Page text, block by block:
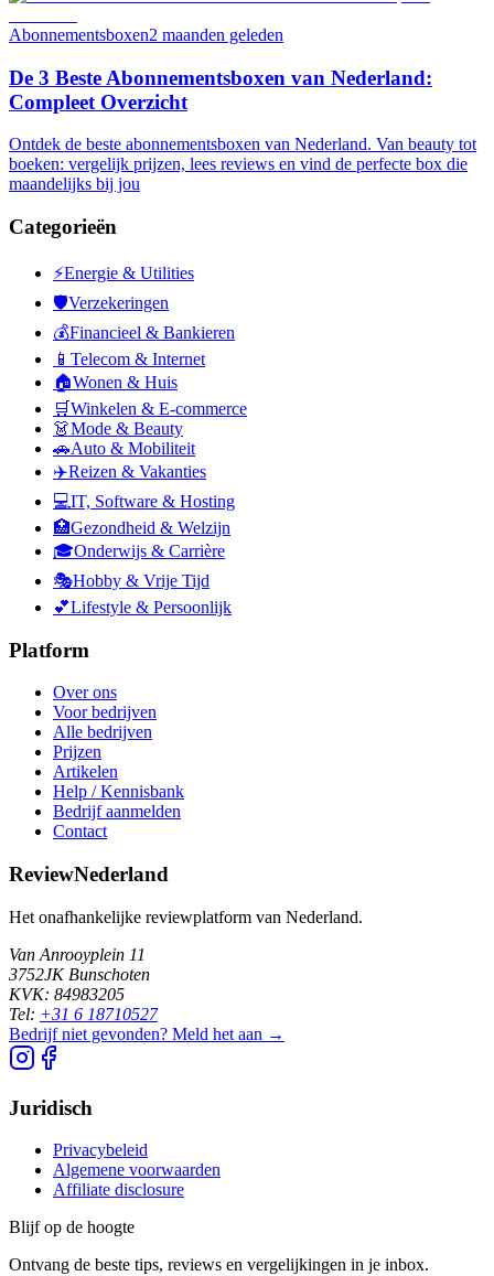
Abonnementsboxen2 maanden geleden
De 3 Beste Abonnementsboxen van Nederland:
Compleet Overzicht
Ontdek de beste abonnementsboxen van Nederland. Van beauty tot
boeken: vergelijk prijzen, lees reviews en vind de perfecte box die
maandelijks bij jou
Categorieën
⚡Energie & Utilities
🛡️Verzekeringen
💰Financieel & Bankieren
📱 Telecom & Internet
🏠Wonen & Huis
🛒Winkelen & E-commerce
👗Mode & Beauty
🚗Auto & Mobiliteit
✈️Reizen & Vakanties
💻IT, Software & Hosting
🏥Gezondheid & Welzijn
🎓Onderwijs & Carrière
🎭Hobby & Vrije Tijd
💕Lifestyle & Persoonlijk
Platform
Over ons
Voor bedrijven
Alle bedrijven
Prijzen
Artikelen
Help / Kennisbank
Bedrijf aanmelden
Contact
ReviewNederland
Het onafhankelijke reviewplatform van Nederland.
Van Anrooyplein 11
3752JK Bunschoten
KVK: 84983205
Tel: +31 6 18710527
Bedrijf niet gevonden? Meld het aan →
Juridisch
Privacybeleid
Algemene voorwaarden
Affiliate disclosure
Blijf op de hoogte
Ontvang de beste tips, reviews en vergelijkingen in je inbox.